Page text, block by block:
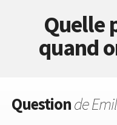
Quelle
quand
Questionde